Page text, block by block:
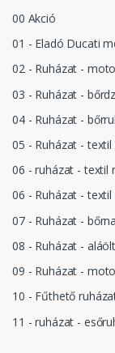
00 Akció
01 - Eladó Ducati
02 - Ruházat -
03 - Ruházat -
04 - Ruházat -
05 - Ruházat -
06 - ruházat - textil
06 - Ruházat -
07 - Ruházat -
08 - Ruházat -
09 - Ruházat -
10 - Fűthető
11 - ruházat -